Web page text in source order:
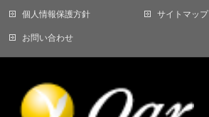
個人情報保護方針 サイトマップ
お問い合わせ